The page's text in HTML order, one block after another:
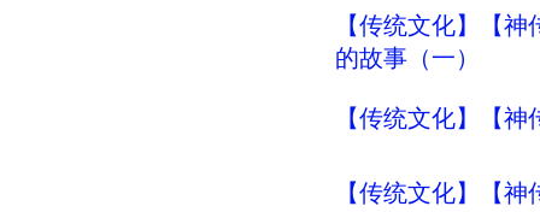
【传统文化】【
的故事（一）
【传统文化】【
【传统文化】【